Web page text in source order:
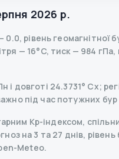
2026 р.
0.0, рівень геомагнітної
— 16°C, тиск — 984
і довготі 24.3731° Сх;
під час потужних бур
Kp-індексом,
на 3 та 27 днів,
Meteo.